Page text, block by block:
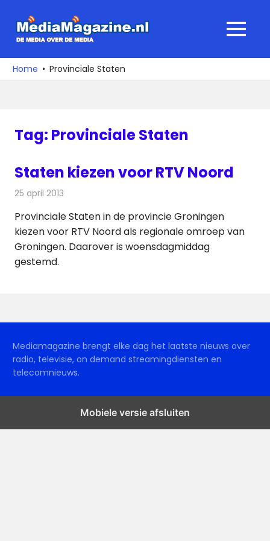
naar
media
over
MENU
Home Provinciale Staten
Tag: Provinciale Staten
Staten kiezen voor RTV Noord
25 april 2013
Provinciale Staten in de provincie Groningen
kiezen voor RTV Noord als regionale omroep van
Groningen. Daarover is woensdagmiddag
gestemd.
Mediamagazine brengt elke dag het laatste nieuws over
radio, televisie, on demand streamingdiensten en
telecomnieuws.
Mobiele versie afsluiten